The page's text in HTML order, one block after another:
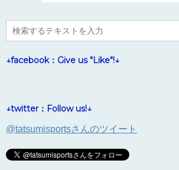
↓facebook：Give us "Like"!↓
↓twitter：Follow us!↓
@tatsumisportsさんのツイート